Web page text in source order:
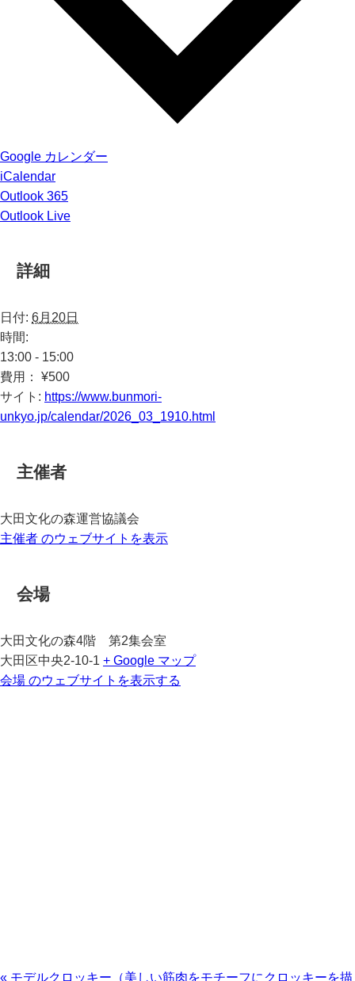
Google カレンダー
iCalendar
Outlook 365
Outlook Live
詳細
日付: 6月20日
時間:
13:00 - 15:00
費用：
¥500
サイト: https://www.bunmori-
unkyo.jp/calendar/2026_03_1910.html
主催者
大田文化の森運営協議会
主催者 のウェブサイトを表示
会場
大田文化の森4階 第2集会室
大田区中央2-10-1 + Google マップ
会場 のウェブサイトを表示する
« モデルクロッキー（美しい筋肉をモチーフにクロッキーを描